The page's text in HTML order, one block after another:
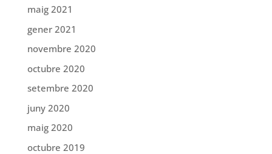
maig 2021
gener 2021
novembre 2020
octubre 2020
setembre 2020
juny 2020
maig 2020
octubre 2019